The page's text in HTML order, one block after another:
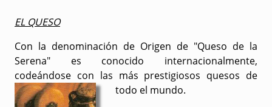
EL QUESO
Con la denominación de Origen de "Queso de la
Serena" es conocido internacionalmente,
codeándose con las más prestigiosos quesos de
todo el mundo.